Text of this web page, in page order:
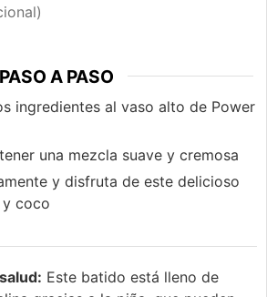
A PASO
ingredientes al vaso alto de Power
una mezcla suave y cremosa
y disfruta de este delicioso
coco
Este batido está lleno de